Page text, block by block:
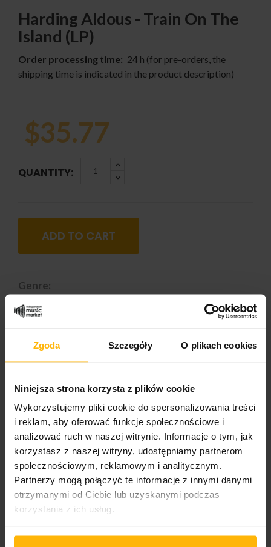
Zgoda Szczegóły O plikach cookies
Niniejsza strona korzysta z plików cookie
Wykorzystujemy pliki cookie do spersonalizowania treści
i reklam, aby oferować funkcje społecznościowe i
analizować ruch w naszej witrynie. Informacje o tym, jak
korzystasz z naszej witryny, udostępniamy partnerom
społecznościowym, reklamowym i analitycznym.
Partnerzy mogą połączyć te informacje z innymi danymi
otrzymanymi od Ciebie lub uzyskanymi podczas
korzystania z ich usług.
Harding Aldous - Train On The
Island (LP)
Order processing time: 24 h (for pre-orders, the
shipping time is indicated in the product description)
$35.77
QUANTITY:
ADD TO CART
Genre:
Alternative Rock
PRODUCT DETAILS
Album year
2026
Band name
Harding Aldous
2026